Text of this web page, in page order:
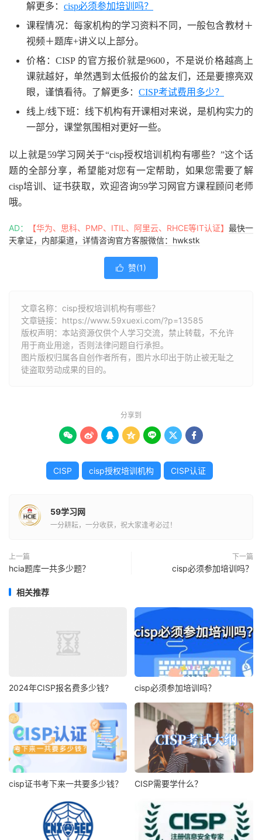
解更多： cisp必须参加培训吗？
课程情况：每家机构的学习资料不同，一般包含教材＋
视频＋题库+讲义以上部分。
价格：CISP 的官方报价就是9600，不是说价格越高上
课就越好，单然遇到太低报价的盆友们，还是要擦亮双
眼，谨慎看待。了解更多： CISP考试费用多少？
线上/线下班：线下机构有开课相对来说，是机构实力的
一部分，课堂氛围相对更好一些。
以上就是59学习网关于“cisp授权培训机构有哪些？”这个话
题的全部分享，希望能对您有一定帮助，如果您需要了解
cisp培训、证书获取，欢迎咨询59学习网官方课程顾问老师
哦。
AD： 【华为、思科、PMP、ITIL、阿里云、RHCE等IT认证】 最快一
天拿证，内部渠道，详情咨询官方客服微信：hwkstk
 赞(1)
文章名称：cisp授权培训机构有哪些？
文章链接： https://www.59xuexi.com/?p=13585
版权声明：本站资源仅供个人学习交流，禁止转载，不允许
用于商业用途，否则法律问题自行承担。
图片版权归属各自创作者所有，图片水印出于防止被无耻之
徒盗取劳动成果的目的。
分享到
      
CISP cisp授权培训机构 CISP认证
59学习网
一分耕耘，一分收获，祝大家逢考必过！
上一篇
hcia题库一共多少题？
下一篇
cisp必须参加培训吗？
相关推荐
2024年CISP报名费多少钱? cisp必须参加培训吗？
cisp证书考下来一共要多少钱？ CISP需要学什么？